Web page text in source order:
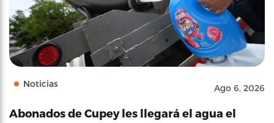
Noticias Ago 6, 2026
Abonados de Cupey les llegará el agua el